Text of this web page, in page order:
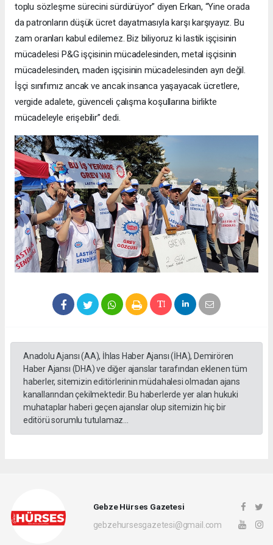
toplu sözleşme sürecini sürdürüyor” diyen Erkan, “Yine orada
da patronların düşük ücret dayatmasıyla karşı karşıyayız. Bu
zam oranları kabul edilemez. Biz biliyoruz ki lastik işçisinin
mücadelesi P&G işçisinin mücadelesinden, metal işçisinin
mücadelesinden, maden işçisinin mücadelesinden ayrı değil.
İşçi sınıfımız ancak ve ancak insanca yaşayacak ücretlere,
vergide adalete, güvenceli çalışma koşullarına birlikte
mücadeleyle erişebilir” dedi.
Anadolu Ajansı (AA), İhlas Haber Ajansı (İHA), Demirören
Haber Ajansı (DHA) ve diğer ajanslar tarafından eklenen tüm
haberler, sitemizin editörlerinin müdahalesi olmadan ajans
kanallarından çekilmektedir. Bu haberlerde yer alan hukuki
muhataplar haberi geçen ajanslar olup sitemizin hiç bir
editörü sorumlu tutulamaz...
Gebze Hürses Gazetesi
gebzehursesgazetesi@gmail.com